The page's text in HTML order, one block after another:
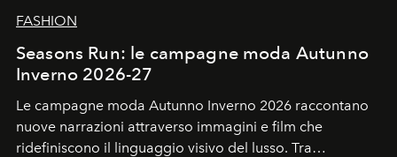
FASHION
Seasons Run: le campagne moda Autunno
Inverno 2026-27
Le campagne moda Autunno Inverno 2026 raccontano
nuove narrazioni attraverso immagini e film che
ridefiniscono il linguaggio visivo del lusso. Tra